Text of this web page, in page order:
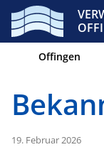
Offingen
19. Februar 2026